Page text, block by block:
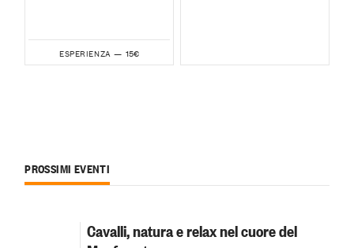
ESPERIENZA — 15€
PROSSIMI EVENTI
Cavalli, natura e relax nel cuore del